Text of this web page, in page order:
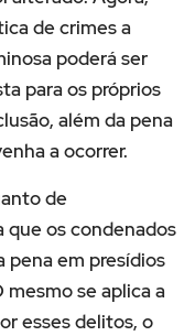
de crimes a
poderá ser
para os próprios
além da pena
a ocorrer.
de
que os condenados
pena em presídios
se aplica a
esses delitos, o